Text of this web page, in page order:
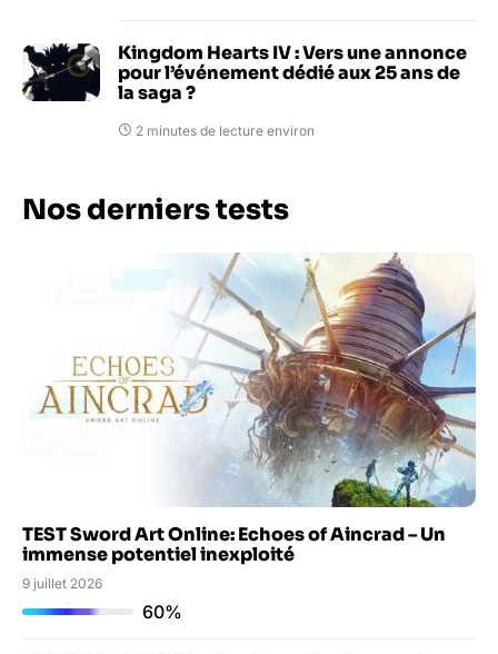
Kingdom Hearts IV : Vers une annonce
pour l’événement dédié aux 25 ans de
la saga ?
2 minutes de lecture environ
Nos derniers tests
TEST Sword Art Online: Echoes of Aincrad – Un
immense potentiel inexploité
9 juillet 2026
60%